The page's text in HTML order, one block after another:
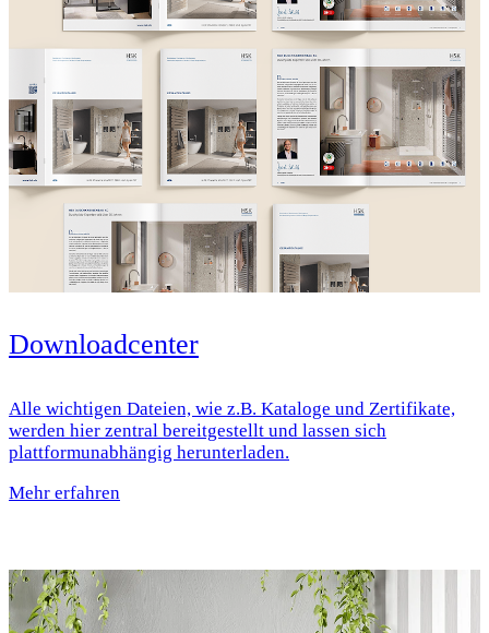
Downloadcenter
Alle wichtigen Dateien, wie z.B. Kataloge und Zertifikate,
werden hier zentral bereitgestellt und lassen sich
plattformunabhängig herunterladen.
Mehr erfahren